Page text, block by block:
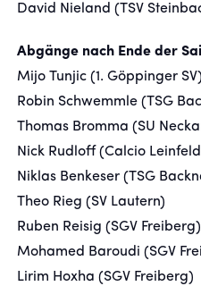
David Nieland (TSV
Abgänge nach Ende der
Mijo Tunjic (1. Göppinger SV)
Robin Schwemmle (TSG
Thomas Bromma (SU
Nick Rudloff (Calcio
Niklas Benkeser (TSG
Theo Rieg (SV Lautern)
Ruben Reisig (SGV Freiberg)
Mohamed Baroudi (SGV
Lirim Hoxha (SGV Freiberg)